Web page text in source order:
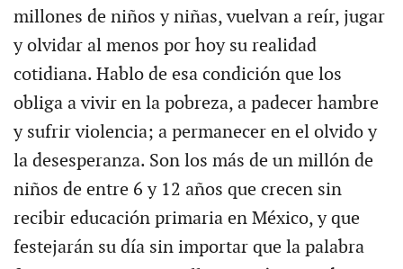
millones de niños y niñas, vuelvan a reír, jugar
y olvidar al menos por hoy su realidad
cotidiana. Hablo de esa condición que los
obliga a vivir en la pobreza, a padecer hambre
y sufrir violencia; a permanecer en el olvido y
la desesperanza. Son los más de un millón de
niños de entre 6 y 12 años que crecen sin
recibir educación primaria en México, y que
festejarán su día sin importar que la palabra